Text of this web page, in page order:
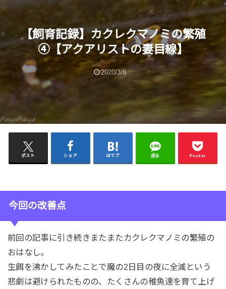
【飼育記録】カクレクマノミの繁殖
④【アクアリストの妻目線】
2020/3/8
ポスト シェア はてブ 送る Pocket
今回の改善点
前回の記事に引き続きまたまたカクレクマノミの繁殖の
おはなし。
生餌を沸かしてみたことで魔の2日目の夜に全滅という
悲劇は避けられたものの、たくさんの稚魚達を育て上げ